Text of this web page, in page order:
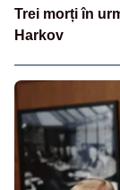
Trei morți în
Harkov